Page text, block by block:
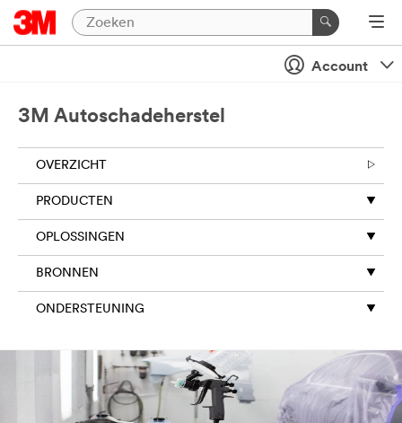
Account
3M Autoschadeherstel
OVERZICHT
PRODUCTEN
OPLOSSINGEN
BRONNEN
ONDERSTEUNING